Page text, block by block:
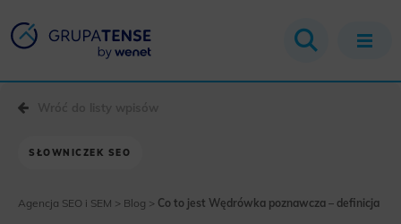
SŁOWNICZEK SEO
Agencja SEO i SEM > Blog > Co to jest Wędrówka poznawcza – definicja